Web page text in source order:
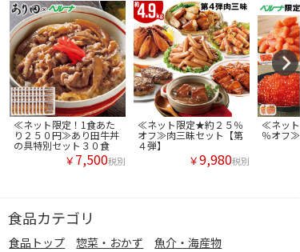
≪ネット限定！1食あた
り２５０円≫あり田牛丼
の具特別セット３０食
￥ 7,500税別
≪ネット限定★約２５％
オフ≫肉三昧セット【第
４弾】
￥9,980税別
≪ネット
％オフ
食品カテゴリ
食品トップ 惣菜・おかず
魚介・海産物